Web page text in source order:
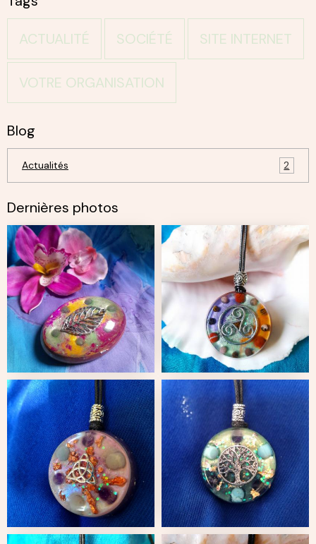
ACTUALITÉ SOCIÉTÉ SITE INTERNET
VOTRE ORGANISATION
Blog
Actualités 2
Dernières photos